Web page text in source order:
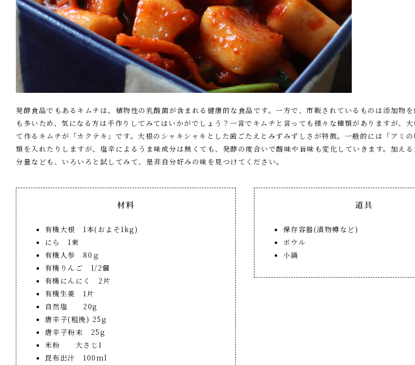
発酵食品でもあるキムチは、植物性の乳酸菌が含まれる健康的な食品です。一方で、市販されているものは添加物を
も多いため、気になる方は手作りしてみてはいかがでしょう？一言でキムチと言っても様々な種類がありますが、
て作るキムチが「カクテキ」です。大根のシャキシャキとした歯ごたえとみずみずしさが特徴。一般的には「アミ
類を入れたりしますが、塩辛によるうま味成分は無くても、発酵の度合いで酸味や旨味も変化していきます。加える
分量なども、いろいろと試してみて、是非自分好みの味を見つけてください。
材料
有機大根 1本(およそ1kg)
にら 1束
有機人参 80ｇ
有機りんご 1/2個
有機にんにく 2片
有機生姜 1片
自然塩 20g
唐辛子(粗挽) 25g
唐辛子粉末 25g
米粉 大さじ1
昆布出汁 100ml
道具
保存容器(漬物樽など)
ボウル
小鍋